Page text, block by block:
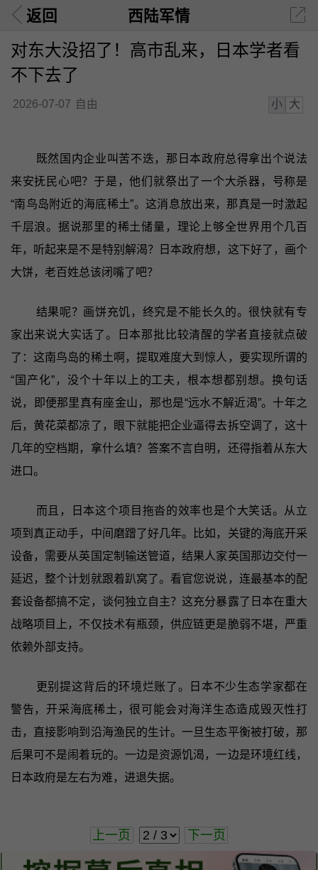
返回 西陆军情
对东大没招了！高市乱来，日本学者看
不下去了
2026-07-07 自由 小 大
既然国内企业叫苦不迭，那日本政府总得拿出个说法
来安抚民心吧？于是，他们就祭出了一个大杀器，号称是
“南鸟岛附近的海底稀土”。这消息放出来，那真是一时激起
千层浪。据说那里的稀土储量，理论上够全世界用个几百
年，听起来是不是特别解渴？日本政府想，这下好了，画个
大饼，老百姓总该闭嘴了吧？
结果呢？画饼充饥，终究是不能长久的。很快就有专
家出来说大实话了。日本那批比较清醒的学者直接就点破
了：这南鸟岛的稀土啊，提取难度大到惊人，要实现所谓的
“国产化”，没个十年以上的工夫，根本想都别想。换句话
说，即便那里真有座金山，那也是“远水不解近渴”。十年之
后，黄花菜都凉了，眼下就能把企业逼得去拆空调了，这十
几年的空档期，拿什么填？答案不言自明，还得指着从东大
进口。
而且，日本这个项目拖沓的效率也是个大笑话。从立
项到真正动手，中间磨蹭了好几年。比如，关键的海底开采
设备，需要从英国定制输送管道，结果人家英国那边交付一
延迟，整个计划就跟着趴窝了。看官您说说，连最基本的配
套设备都搞不定，谈何独立自主？这充分暴露了日本在重大
战略项目上，不仅技术有瓶颈，供应链更是脆弱不堪，严重
依赖外部支持。
更别提这背后的环境烂账了。日本不少生态学家都在
警告，开采海底稀土，很可能会对海洋生态造成毁灭性打
击，直接影响到沿海渔民的生计。一旦生态平衡被打破，那
后果可不是闹着玩的。一边是资源饥渴，一边是环境红线，
日本政府是左右为难，进退失据。
上一页 下一页